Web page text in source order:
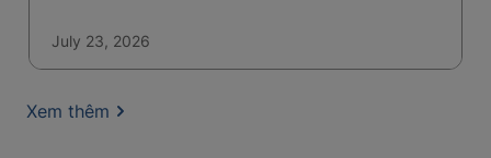
July 23, 2026
Xem thêm